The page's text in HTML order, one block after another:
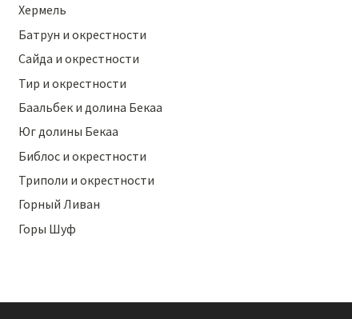
Хермель
Батрун и окрестности
Сайда и окрестности
Тир и окрестности
Баальбек и долина Бекаа
Юг долины Бекаа
Библос и окрестности
Триполи и окрестности
Горный Ливан
Горы Шуф